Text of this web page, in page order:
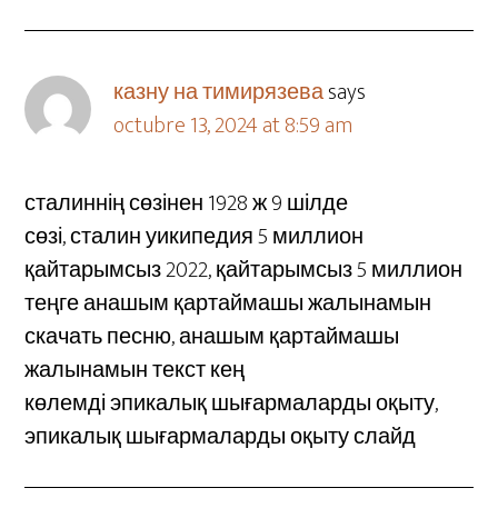
казну на тимирязеваsays
octubre 13, 2024 at 8:59 am
сталиннің сөзінен 1928 ж 9 шілде
сөзі, сталин уикипедия 5 миллион
қайтарымсыз 2022, қайтарымсыз 5 миллион
теңге анашым қартаймашы жалынамын
скачать песню, анашым қартаймашы
жалынамын текст кең
көлемді эпикалық шығармаларды оқыту,
эпикалық шығармаларды оқыту слайд